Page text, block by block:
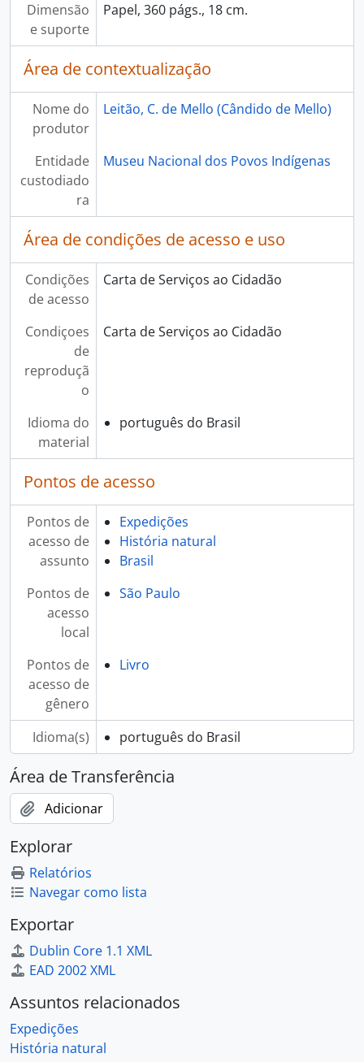
Dimensão
e suporte
Papel, 360 págs., 18 cm.
Área de contextualização
Nome do
produtor
Leitão, C. de Mello (Cândido de Mello)
Entidade
custodiado
ra
Museu Nacional dos Povos Indígenas
Área de condições de acesso e uso
Condições
de acesso
Carta de Serviços ao Cidadão
Condiçoes
de
reproduçã
o
Carta de Serviços ao Cidadão
Idioma do
material
português do Brasil
Pontos de acesso
Pontos de
acesso de
assunto
Expedições
História natural
Brasil
Pontos de
acesso
local
São Paulo
Pontos de
acesso de
gênero
Livro
Idioma(s) português do Brasil
Área de Transferência
Adicionar
Explorar
Relatórios
Navegar como lista
Exportar
Dublin Core 1.1 XML
EAD 2002 XML
Assuntos relacionados
Expedições
História natural